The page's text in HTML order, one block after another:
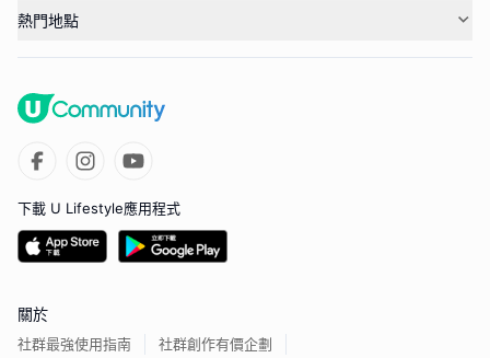
熱門地點
下載 U Lifestyle應用程式
關於
社群最強使用指南
社群創作有價企劃